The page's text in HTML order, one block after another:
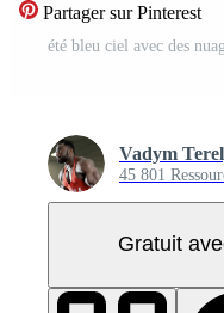
Partager sur Pinterest
Vadym
45 801
Gratuit